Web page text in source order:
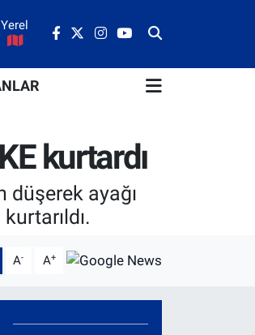
Yerel
kurtardı
düşerek ayağı
A- A+